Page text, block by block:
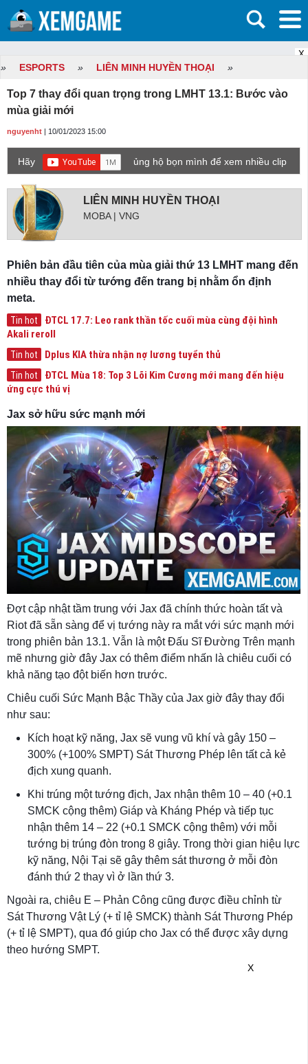
X
» ESPORTS » LIÊN MINH HUYỀN THOẠI »
Top 7 thay đổi quan trọng trong LMHT 13.1: Bước vào
mùa giải mới
nguyenht | 10/01/2023 15:00
Hãy
ủng hộ bọn mình để xem nhiều clip
LIÊN MINH HUYỀN THOẠI
MOBA | VNG
Phiên bản đầu tiên của mùa giải thứ 13 LMHT mang đến
nhiều thay đổi từ tướng đến trang bị nhằm ổn định
meta.
Tin hot
ĐTCL 17.7: Leo rank thần tốc cuối mùa cùng đội hình
Akali reroll
Tin hot Dplus KIA thừa nhận nợ lương tuyển thủ
Tin hot
ĐTCL Mùa 18: Top 3 Lõi Kim Cương mới mang đến hiệu
ứng cực thú vị
Jax sở hữu sức mạnh mới
Đợt cập nhật tầm trung với Jax đã chính thức hoàn tất và
Riot đã sẵn sàng để vị tướng này ra mắt với sức mạnh mới
trong phiên bản 13.1. Vẫn là một Đấu Sĩ Đường Trên mạnh
mẽ nhưng giờ đây Jax có thêm điểm nhấn là chiêu cuối có
khả năng tạo đột biến hơn trước.
Chiêu cuối Sức Mạnh Bậc Thầy của Jax giờ đây thay đổi
như sau:
Kích hoạt kỹ năng, Jax sẽ vung vũ khí và gây 150 –
300% (+100% SMPT) Sát Thương Phép lên tất cả kẻ
địch xung quanh.
Khi trúng một tướng địch, Jax nhận thêm 10 – 40 (+0.1
SMCK cộng thêm) Giáp và Kháng Phép và tiếp tục
nhận thêm 14 – 22 (+0.1 SMCK cộng thêm) với mỗi
tướng bị trúng đòn trong 8 giây. Trong thời gian hiệu lực
kỹ năng, Nội Tại sẽ gây thêm sát thương ở mỗi đòn
đánh thứ 2 thay vì ở lần thứ 3.
Ngoài ra, chiêu E – Phản Công cũng được điều chỉnh từ
Sát Thương Vật Lý (+ tỉ lệ SMCK) thành Sát Thương Phép
(+ tỉ lệ SMPT), qua đó giúp cho Jax có thể được xây dựng
theo hướng SMPT.
X